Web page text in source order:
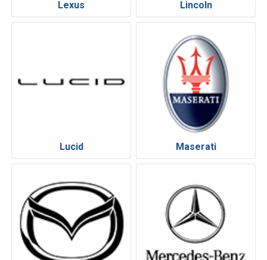
Lexus Lincoln
Lucid Maserati